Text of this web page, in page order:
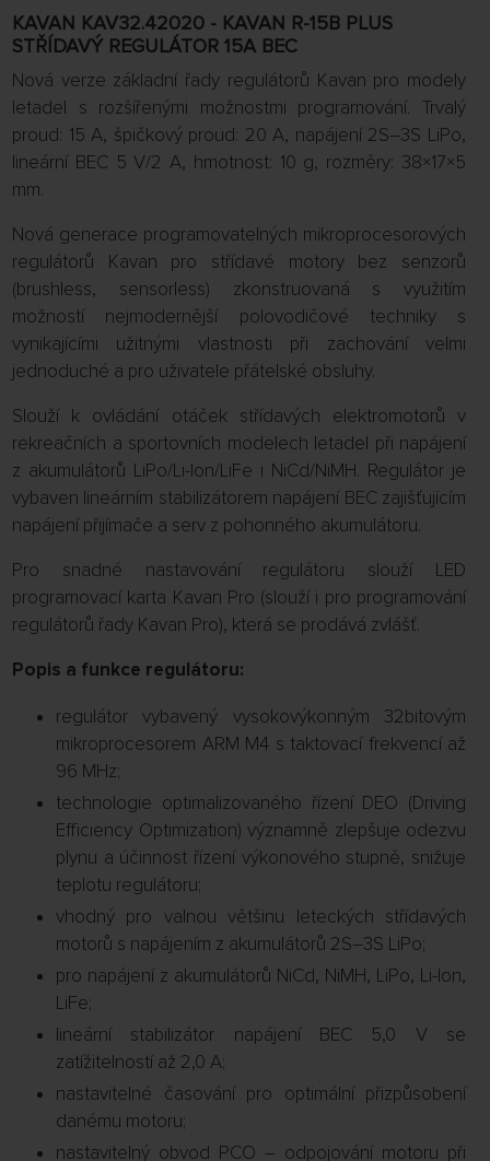
KAVAN KAV32.42020 - KAVAN R-15B PLUS
STŘÍDAVÝ REGULÁTOR 15A BEC
Nová verze základní řady regulátorů Kavan pro modely
letadel s rozšířenými možnostmi programování. Trvalý
proud: 15 A, špičkový proud: 20 A, napájení 2S–3S LiPo,
lineární BEC 5 V/2 A, hmotnost: 10 g, rozměry: 38×17×5
mm.
Nová generace programovatelných mikroprocesorových
regulátorů Kavan pro střídavé motory bez senzorů
(brushless, sensorless) zkonstruovaná s využitím
možností nejmodernější polovodičové techniky s
vynikajícími užitnými vlastnosti při zachování velmi
jednoduché a pro uživatele přátelské obsluhy.
Slouží k ovládání otáček střídavých elektromotorů v
rekreačních a sportovních modelech letadel při napájení
z akumulátorů LiPo/Li-Ion/LiFe i NiCd/NiMH. Regulátor je
vybaven lineárním stabilizátorem napájení BEC zajišťujícím
napájení přijímače a serv z pohonného akumulátoru.
Pro snadné nastavování regulátoru slouží LED
programovací karta Kavan Pro (slouží i pro programování
regulátorů řady Kavan Pro), která se prodává zvlášť.
Popis a funkce regulátoru:
regulátor vybavený vysokovýkonným 32bitovým
mikroprocesorem ARM M4 s taktovací frekvencí až
96 MHz;
technologie optimalizovaného řízení DEO (Driving
Efficiency Optimization) významně zlepšuje odezvu
plynu a účinnost řízení výkonového stupně, snižuje
teplotu regulátoru;
vhodný pro valnou většinu leteckých střídavých
motorů s napájením z akumulátorů 2S–3S LiPo;
pro napájení z akumulátorů NiCd, NiMH, LiPo, Li-Ion,
LiFe;
lineární stabilizátor napájení BEC 5,0 V se
zatížitelností až 2,0 A;
nastavitelné časování pro optimální přizpůsobení
danému motoru;
nastavitelný obvod PCO – odpojování motoru při